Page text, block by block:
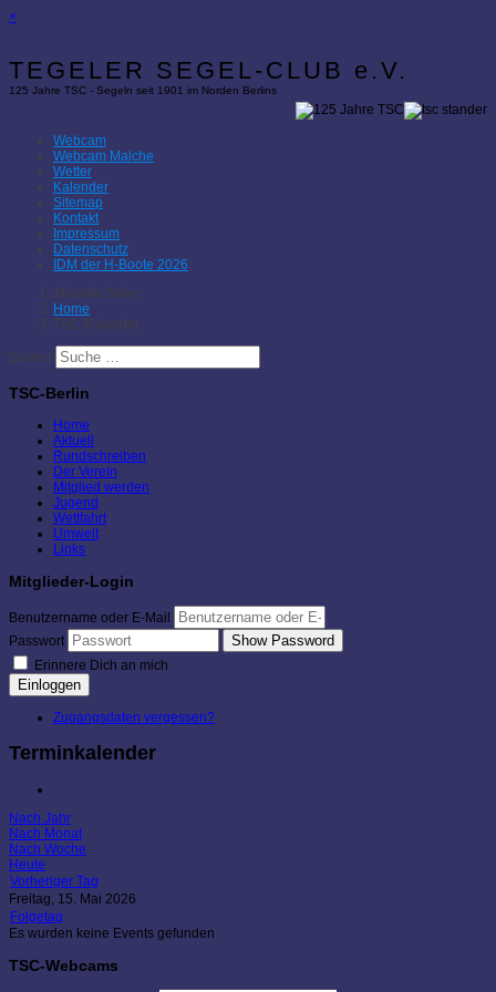
×
TEGELER SEGEL-CLUB e.V.
125 Jahre TSC - Segeln seit 1901 im Norden Berlins
Webcam
Webcam Malche
Wetter
Kalender
Sitemap
Kontakt
Impressum
Datenschutz
IDM der H-Boote 2026
Aktuelle Seite:
Home
TSC-Kalender
Suchen
TSC-Berlin
Home
Aktuell
Rundschreiben
Der Verein
Mitglied werden
Jugend
Wettfahrt
Umwelt
Links
Mitglieder-Login
Benutzername oder E-Mail
Passwort
Show Password
Erinnere Dich an mich
Einloggen
Zugangsdaten vergessen?
Terminkalender
Nach Jahr
Nach Monat
Nach Woche
Heute
Vorheriger Tag
Freitag, 15. Mai 2026
Folgetag
Es wurden keine Events gefunden
TSC-Webcams